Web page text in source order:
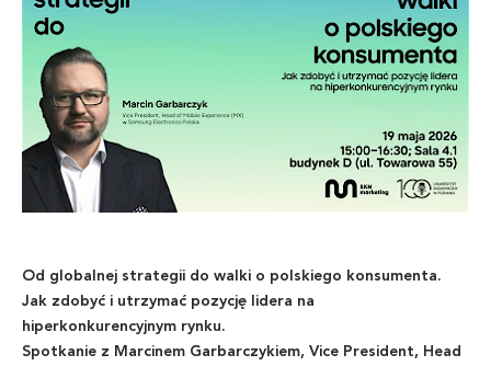
Od globalnej strategii do walki o polskiego konsumenta.
Jak zdobyć i utrzymać pozycję lidera na
hiperkonkurencyjnym rynku.
Spotkanie z Marcinem Garbarczykiem, Vice President, Head